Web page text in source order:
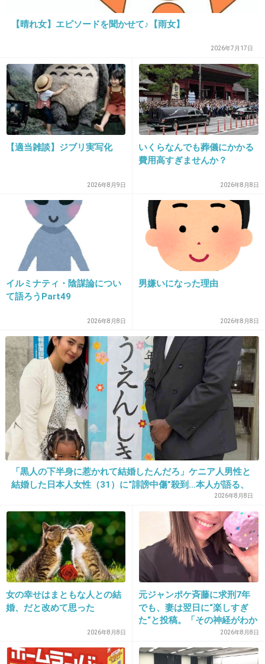
エメフィールが多いです。ブラとノーマルのパ
ンツとサニタリーの三点セットとかあるので生
理の時でもブラとサニタリーショーツをおそろ
あとアモスタイルは機能性が優れていて安心し
て着用できていますよ！
+14 -3
2013/02/20(水) 00:35:34
皆さん生理中はサニタリーに変えるんですね…
私は普段の黒の下着にナプキンしちゃうタイプです。
+23 -32
2013/02/20(水) 00:38:16
私も無印。しかも綿100%なので、蒸れない。多
い日は避けた方が安心かも？！
+11 -1
40. 匿名 2013/02/20(水) 00:38:44
AMOのサニタリーおススメです☆
羽対応だし、フィット感が抜群!!!
AMO使う前まではエメとかで、買ってたけど、
ゴソゴソする感じがして嫌だった……
-1
41. 匿名 2013/02/20(水) 00:40:56
普段の下着よりはサニタリーのほうが面積が広いので(^-^ゞ
動いてもズレにくいしフィット感があるんですよねー
+5 -1
42. 匿名 2013/02/20(水) 00:41:00
【晴れ女】エピソードを聞かせて♪【雨女】
2026年7月17日
【適当雑談】ジブリ実写化
2026年8月9日
いくらなんでも葬儀にかかる
費用高すぎませんか？
2026年8月8日
イルミナティ・陰謀論につい
て語ろうPart49
2026年8月8日
男嫌いになった理由
2026年8月8日
「黒人の下半身に惹かれて結婚したんだろ」ケニア人男性と
結婚した日本人女性（31）に“誹謗中傷”殺到…本人が語る、
2026年8月8日
女の幸せはまともな人との結
婚、だと改めて思った
2026年8月8日
元ジャンポケ斉藤に求刑7年
でも、妻は翌日に“楽しすぎ
た“と投稿。「その神経がわか
2026年8月8日